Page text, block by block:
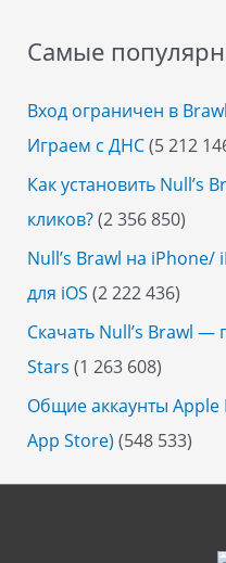
Самые
Вход ограничен в
Играем с ДНС(5 212
Как установить Null’s
кликов?(2 356 850)
Null’s Brawl на iPhone/
для iOS (2 222 436)
Скачать Null’s Brawl
Stars (1 263 608)
Общие аккаунты Apple
App Store) (548 533)